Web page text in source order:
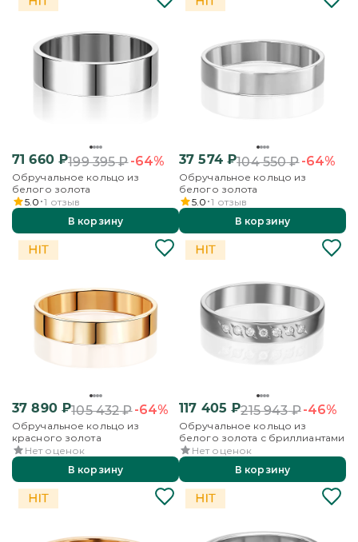
71 660₽199 395₽-64%
Обручальное кольцо из
белого золота
5.0 1 отзыв
В корзину
37 574₽104 550₽-64%
Обручальное кольцо из
белого золота
5.0 1 отзыв
В корзину
37 890₽105 432₽-64%
Обручальное кольцо из
красного золота
Нет оценок
В корзину
117 405 ₽215 943₽-46%
Обручальное кольцо из
белого золота с бриллиантами
Нет оценок
В корзину